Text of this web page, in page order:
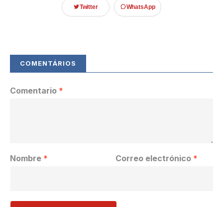
Twitter WhatsApp
Comentario *
Nombre * Correo electrónico *